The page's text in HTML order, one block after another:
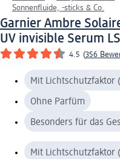
Sonnenfluide, -sticks & Co.
Garnier Ambre
UV invisible Serum
4.5 (356
Mit Lichtschutzfaktor
Ohne Parfüm
Besonders für das
Mit Lichtschutzfaktor